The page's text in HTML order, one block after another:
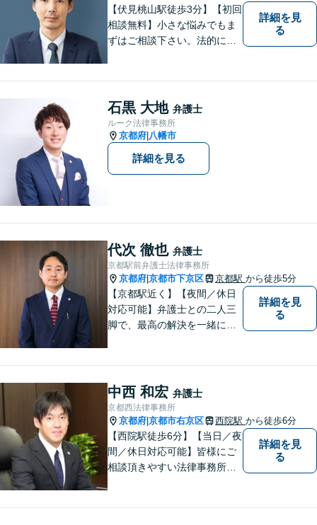
い。
【伏見桃山駅徒歩3分】【初回
相談無料】小さな悩みでもま
ずはご相談下さい。法的に無
／相続／企業法務など幅広く
対応可能。【休日・夜間対応
可】
詳細を見
る
石黒 大地 弁護士
ルーク法律事務所
京都府 八幡市
詳細を見る
代次 徹也 弁護士
京都駅前弁護士法律事務所
京都府 京都市下京区 京都駅 から徒歩5分
【京都駅近く】【夜間／休日
対応可能】弁護士との二人三
脚で、最高の解決を一緒に目
可能です。【地域に根ざした
弁護士】まずは当事務所の無
料法律相談をご体験くださ
い。
詳細を見
る
中西 和宏 弁護士
京都西法律事務所
京都府 京都市右京区 西院駅 から徒歩6分
【西院駅徒歩6分】【当日／夜
間／休日対応可能】皆様にご
相談頂きやすい法律事務所を
詳細を見
る